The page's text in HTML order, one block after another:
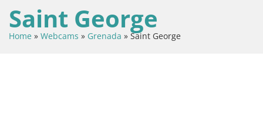
Saint George
Home » Webcams » Grenada » Saint George